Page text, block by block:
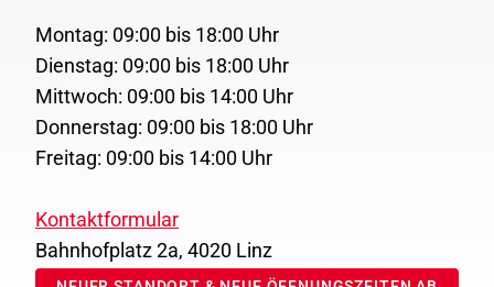
Montag: 09:00 bis 18:00 Uhr
Dienstag: 09:00 bis 18:00 Uhr
Mittwoch: 09:00 bis 14:00 Uhr
Donnerstag: 09:00 bis 18:00 Uhr
Freitag: 09:00 bis 14:00 Uhr
Kontaktformular
Bahnhofplatz 2a, 4020 Linz